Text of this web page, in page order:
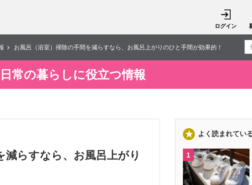
ログイン
お風呂（浴室）掃除の手間を減らすなら、お風呂上がりのひと手間が効果的！
常の暮らしに役立つ情報
減らすなら、お風呂上がり
よく読まれてい